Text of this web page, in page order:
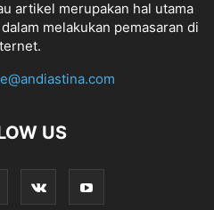
artikel merupakan hal utama
melakukan pemasaran di
US